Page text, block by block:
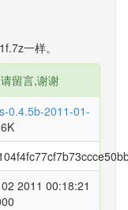
一样。
留言,谢谢
0.4.5b-2011-01-
2011 00:18:21